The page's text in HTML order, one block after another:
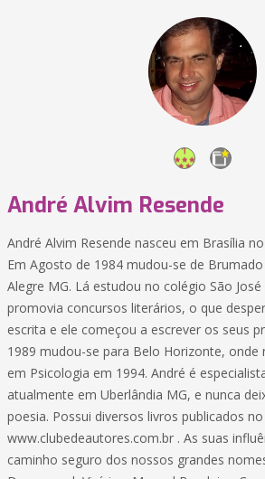
André Alvim Resende
André Alvim Resende nasceu em Brasília
Em Agosto de 1984 mudou-se de
Alegre MG. Lá estudou no colégio São
promovia concursos literários, o que
escrita e ele começou a escrever os seus
1989 mudou-se para Belo Horizonte, onde
em Psicologia em 1994. André é
atualmente em Uberlândia MG, e nunca
poesia. Possui diversos livros publicados
www.clubedeautores.com.br . As suas
caminho seguro dos nossos grandes